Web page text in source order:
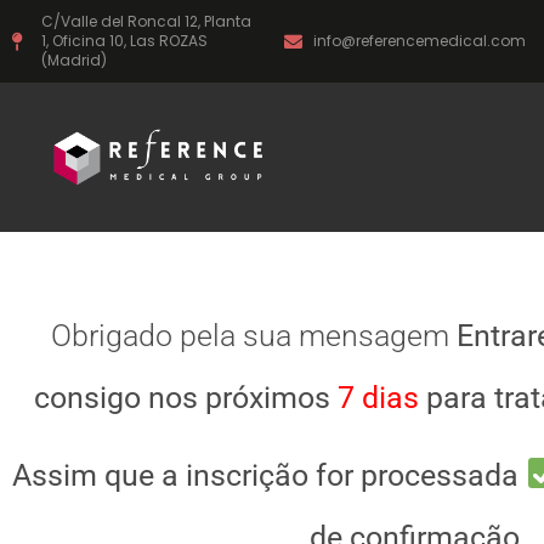
contenido
C/Valle del Roncal 12, Planta
1, Oficina 10, Las ROZAS
(Madrid)
info@referencemedical.com
Obrigado pela sua mensagem
consigo nos próximos 7 dias para
Assim que a inscrição for processada
de confirmação.